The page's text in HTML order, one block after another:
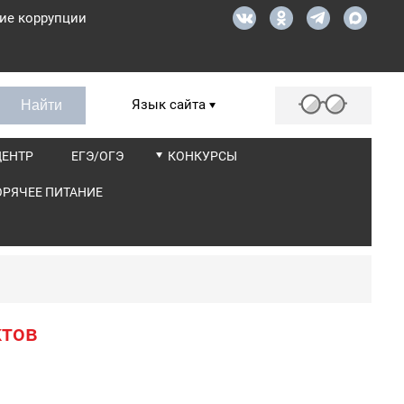
коррупции
Язык сайта
ЕГЭ/ОГЭ КОНКУРСЫ
ПИТАНИЕ